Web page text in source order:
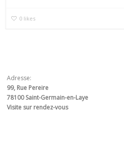
0 likes
Adresse:
99, Rue Pereire
78100 Saint-Germain-en-Laye
Visite sur rendez-vous